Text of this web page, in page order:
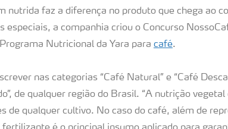
nutrida faz a diferença no produto que chega ao
especiais, a companhia criou o Concurso
Nutricional da Yara para café.
nas categorias “Café Natural” e “Café
de qualquer região do Brasil. “A nutrição
de qualquer cultivo. No caso do café, além de